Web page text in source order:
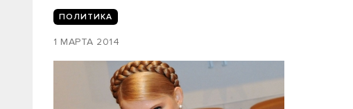
ПОЛИТИКА
1 МАРТА 2014